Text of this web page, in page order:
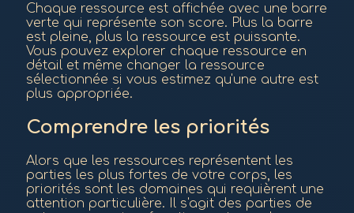
Chaque ressource est affichée avec une barre
verte qui représente son score. Plus la barre
est pleine, plus la ressource est puissante.
Vous pouvez explorer chaque ressource en
détail et même changer la ressource
sélectionnée si vous estimez qu'une autre est
plus appropriée.
Comprendre les priorités
Alors que les ressources représentent les
parties les plus fortes de votre corps, les
priorités sont les domaines qui requièrent une
attention particulière. Il s'agit des parties de